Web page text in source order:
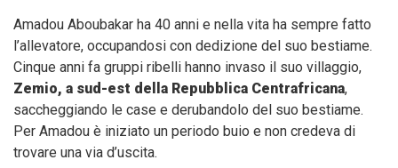
Amadou Aboubakar ha 40 anni e nella vita ha sempre fatto
l’allevatore, occupandosi con dedizione del suo bestiame.
Cinque anni fa gruppi ribelli hanno invaso il suo villaggio,
Zemio, a sud-est della Repubblica Centrafricana,
saccheggiando le case e derubandolo del suo bestiame.
Per Amadou è iniziato un periodo buio e non credeva di
trovare una via d’uscita.